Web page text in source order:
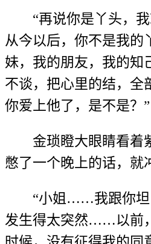
“再说你是丫头，
从今以后，你不是我的
妹，我的朋友，我的知
不谈，把心里的结，全
你爱上他了，是不是？”
金琐瞪大眼睛看着
憋了一个晚上的话，就
“小姐……我跟你坦
发生得太突然……以前